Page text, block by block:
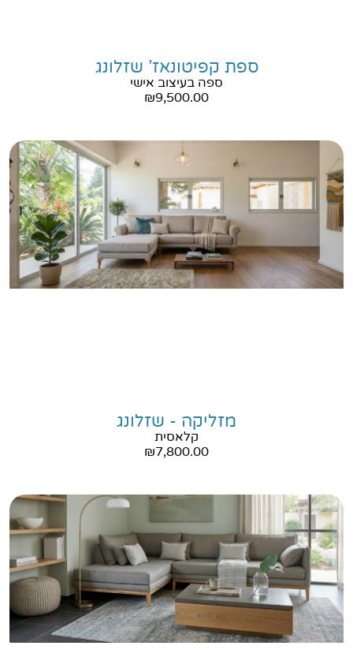
ספת קפיטונאז' שזלונג
ספה בעיצוב אישי
₪9,500.00
מזליקה - שזלונג
קלאסית
₪7,800.00